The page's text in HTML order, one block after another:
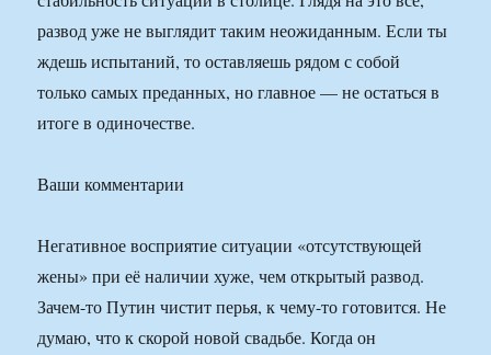
развод уже не выглядит таким неожиданным. Если ты
ждешь испытаний, то оставляешь рядом с собой
только самых преданных, но главное — не остаться в
итоге в одиночестве.
Ваши комментарии
Негативное восприятие ситуации «отсутствующей
жены» при её наличии хуже, чем открытый развод.
Зачем-то Путин чистит перья, к чему-то готовится. Не
думаю, что к скорой новой свадьбе. Когда он